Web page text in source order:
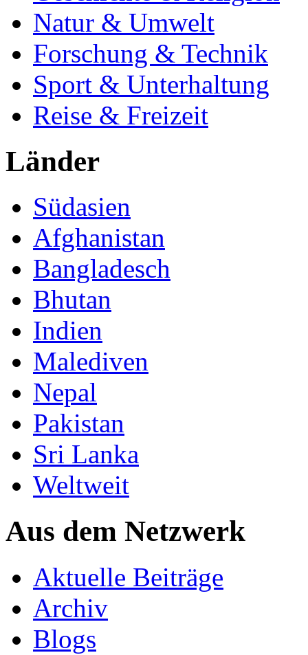
Natur & Umwelt
Forschung & Technik
Sport & Unterhaltung
Reise & Freizeit
Länder
Südasien
Afghanistan
Bangladesch
Bhutan
Indien
Malediven
Nepal
Pakistan
Sri Lanka
Weltweit
Aus dem Netzwerk
Aktuelle Beiträge
Archiv
Blogs